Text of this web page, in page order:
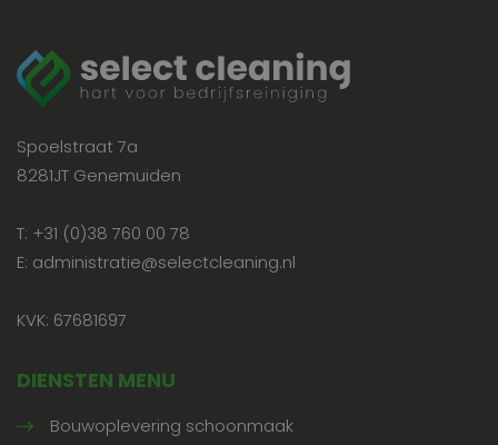
Spoelstraat 7a
8281JT Genemuiden
T: +31 (0)38 760 00 78
E: administratie@selectcleaning.nl
KVK: 67681697
DIENSTEN MENU
Bouwoplevering schoonmaak